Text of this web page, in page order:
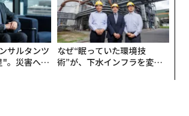
サルタンツ
"。災害への
なぜ“眠っていた環境技
術”が、下水インフラを変え